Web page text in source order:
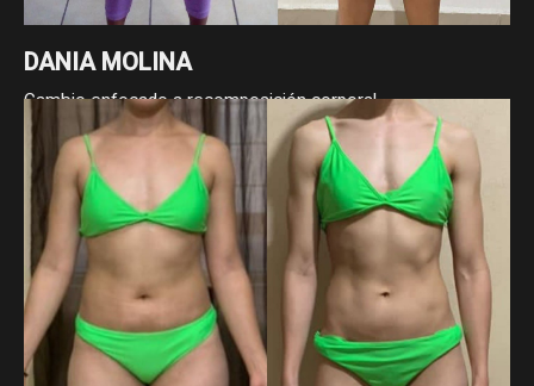
DANIA MOLINA
Cambio enfocado a recomposición corporal